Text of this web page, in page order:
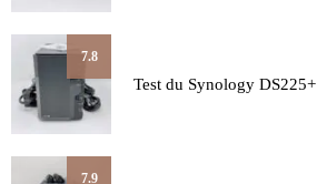
7.8
Test du Synology DS225+
7.9